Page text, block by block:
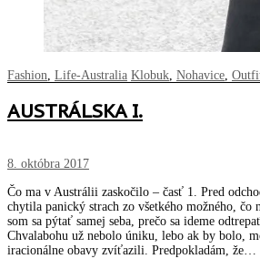
Fashion Life-Australia Klobuk Nohavice
AUSTRÁLSKA I.
8. októbra 2017
Čo ma v Austrálii zaskočilo – časť 1. Pred
chytila panický strach zo všetkého možného, čo
som sa pýtať samej seba, prečo sa ideme
Chvalabohu už nebolo úniku, lebo ak by bolo,
iracionálne obavy zvíťazili. Predpokladám, že…